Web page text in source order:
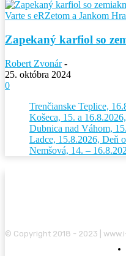
Varte s eRZetom a Jankom
Zapekaný karfiol so
Robert Zvonár -
25. októbra 2024
0
Trenčianske Teplice,
Košeca, 15. a
Dubnica nad Váhom,
Ladce, 15.8.2026, Deň
Nemšová, 14. –
© Copyright 2018 - 2023 |